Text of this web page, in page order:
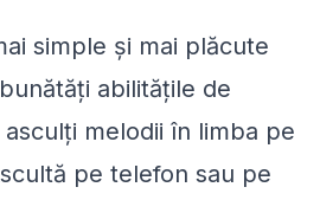
simple și mai plăcute
abilitățile de
melodii în limba pe
pe telefon sau pe